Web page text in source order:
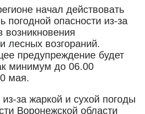
начал действовать
погодной опасности из-за
возникновения
лесных возгораний.
предупреждение будет
минимум до 06.00
мая.
за жаркой и сухой погоды
Воронежской области